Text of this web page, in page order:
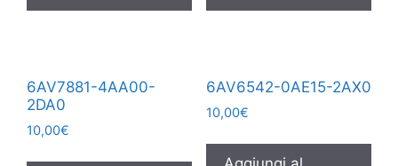
6AV7881-4AA00-
2DA0
10,00€
6AV6542-0AE15-2AX0
10,00€